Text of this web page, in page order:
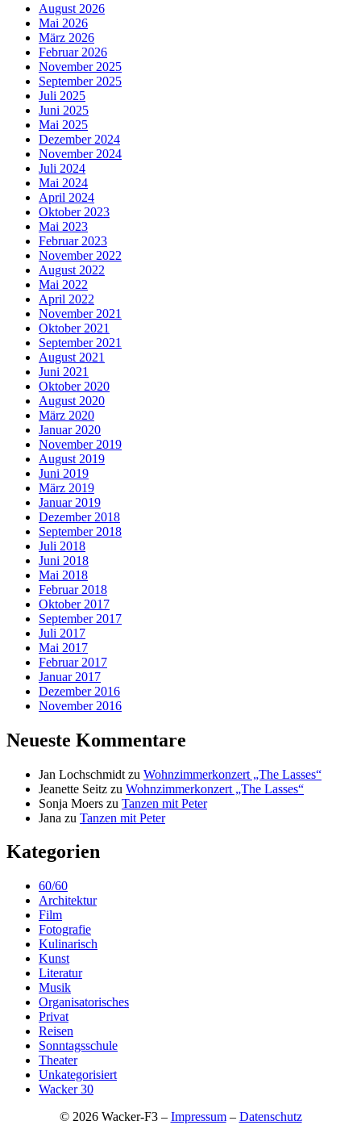
August 2026
Mai 2026
März 2026
Februar 2026
November 2025
September 2025
Juli 2025
Juni 2025
Mai 2025
Dezember 2024
November 2024
Juli 2024
Mai 2024
April 2024
Oktober 2023
Mai 2023
Februar 2023
November 2022
August 2022
Mai 2022
April 2022
November 2021
Oktober 2021
September 2021
August 2021
Juni 2021
Oktober 2020
August 2020
März 2020
Januar 2020
November 2019
August 2019
Juni 2019
März 2019
Januar 2019
Dezember 2018
September 2018
Juli 2018
Juni 2018
Mai 2018
Februar 2018
Oktober 2017
September 2017
Juli 2017
Mai 2017
Februar 2017
Januar 2017
Dezember 2016
November 2016
Neueste Kommentare
Jan Lochschmidt zu Wohnzimmerkonzert „The Lasses“
Jeanette Seitz zu Wohnzimmerkonzert „The Lasses“
Sonja Moers zu Tanzen mit Peter
Jana zu Tanzen mit Peter
Kategorien
60/60
Architektur
Film
Fotografie
Kulinarisch
Kunst
Literatur
Musik
Organisatorisches
Privat
Reisen
Sonntagsschule
Theater
Unkategorisiert
Wacker 30
© 2026 Wacker-F3 – Impressum– Datenschutz